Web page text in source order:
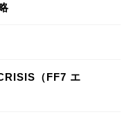
（FF7 エ